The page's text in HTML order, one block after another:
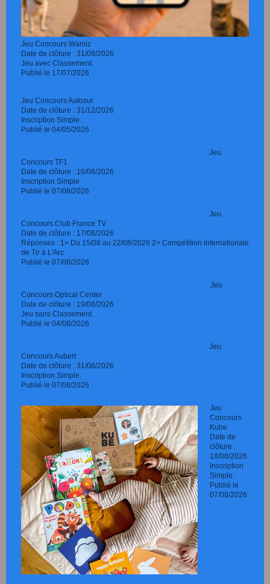
Jeu Concours Wamiz
Date de clôture : 31/08/2026
Jeu avec Classement.
Publié le 17/07/2026
Jeu Concours Autosur
Date de clôture : 31/12/2026
Inscription Simple.
Publié le 04/05/2026
Jeu
Concours TF1
Date de clôture : 16/08/2026
Inscription Simple.
Publié le 07/08/2026
Jeu
Concours Club France TV
Date de clôture : 17/08/2026
Réponses : 1> Du 15/08 au 22/08/2026 2> Compétition internationale
de Tir à L'Arc
Publié le 07/08/2026
Jeu
Concours Optical Center
Date de clôture : 19/08/2026
Jeu sans Classement.
Publié le 04/08/2026
Jeu
Concours Aubert
Date de clôture : 31/08/2026
Inscription Simple.
Publié le 07/08/2026
Jeu
Concours
Kube
Date de
clôture :
18/08/2026
Inscription
Simple.
Publié le
07/08/2026